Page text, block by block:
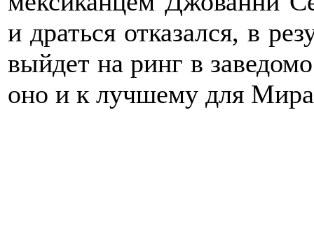
и драться отказался, в
выйдет на ринг в
оно и к лучшему для